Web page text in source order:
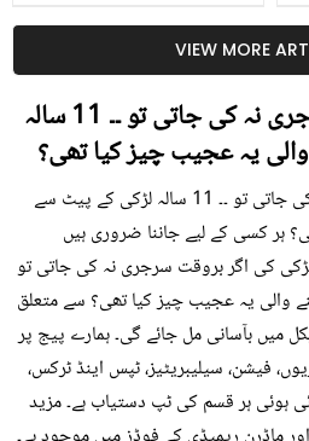
کیوں کھانا چاہیے؟
VIEW MORE
لڑکی کی اگر بروقت سرجری نہ کی جاتی تو ۔۔ 11 سالہ
یہ عجیب چیز کیا تھی؟
لڑکی کی اگر بروقت سرجری نہ کی جاتی تو ۔۔ 11 سالہ لڑکی کے پیٹ سے
ہر کسی کے لیے جاننا ضروری ہیں
کی اگر بروقت سرجری نہ کی جاتی تو
والی یہ عجیب چیز کیا تھی؟ سے متعلق
میں بآسانی مل جائے گی۔ ہمارے پیج پر
فیشن، سیلیبریٹیز، ٹپس اینڈ ٹرکس،
ہوئی ہر قسم کی ٹپ دستیاب ہے۔ مزید